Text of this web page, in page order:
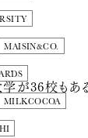
MAISIN&CO.
MILKCOCOA
が36校もあ